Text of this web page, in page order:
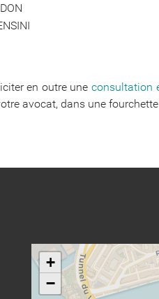
en outre une consultation
avocat, dans une
+
−